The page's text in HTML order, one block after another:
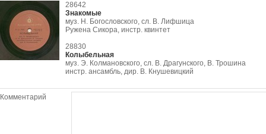
28642
Знакомые
муз. Н. Богословского, сл. В. Лифшица
Ружена Сикора, инстр. квинтет
28830
Колыбельная
муз. Э. Колмановского, сл. В. Драгунского, В. Трошина
инстр. ансамбль, дир. В. Кнушевицкий
Комментарий